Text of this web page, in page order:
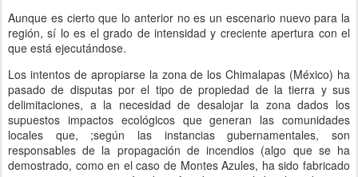
Aunque es cierto que lo anterior no es un escenario nuevo para la
región, sí lo es el grado de intensidad y creciente apertura con el
que está ejecutándose.
Los intentos de apropiarse la zona de los Chimalapas (México) ha
pasado de disputas por el tipo de propiedad de la tierra y sus
delimitaciones, a la necesidad de desalojar la zona dados los
supuestos impactos ecológicos que generan las comunidades
locales que, ;según las instancias gubernamentales, son
responsables de la propagación de incendios (algo que se ha
demostrado, como en el caso de Montes Azules, ha sido fabricado